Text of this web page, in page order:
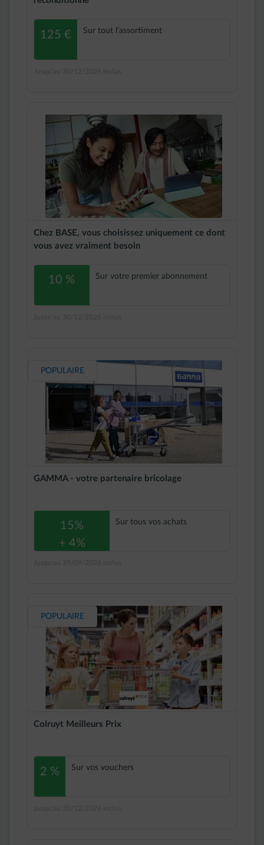
125 € Sur tout l'assortiment
Chez BASE, vous choisissez uniquement ce dont
vous avez vraiment besoin
10 % Sur votre premier abonnement
POPULAIRE
GAMMA - votre partenaire bricolage
15%
+ 4%
Sur tous vos achats
POPULAIRE
Colruyt Meilleurs Prix
2 % Sur vos vouchers